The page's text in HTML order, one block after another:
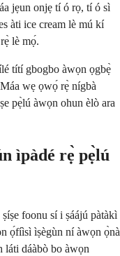
jẹun onjẹ tí ó rọ, tí ó sì
àti ice cream lè mú kí
lè mọ́.
títí gbogbo àwọn ọgbẹ̀
wẹ ọwọ́ rẹ̀ nígbà
pẹ̀lú àwọn ohun èlò ara
ìpàdé rẹ̀ pẹ̀lú
foonu sí i ṣáájú pàtàkì
ọ́fíìsì ìṣègùn ní àwọn ọ̀nà
láti dáàbò bo àwọn